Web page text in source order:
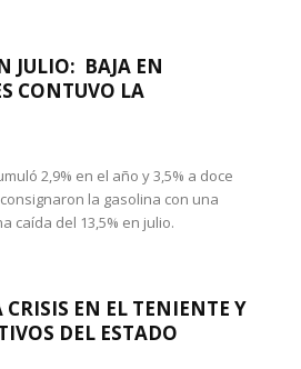
JULIO: BAJA EN
CONTUVO LA
2,9% en el año y 3,5% a doce
la gasolina con una
caída del 13,5% en julio.
EN EL TENIENTE Y
DEL ESTADO